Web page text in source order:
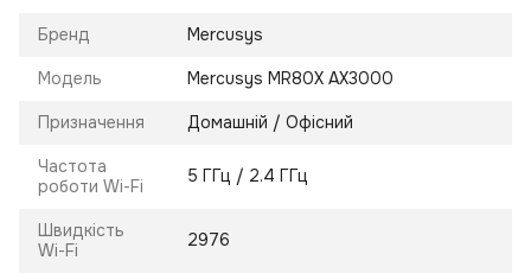
Бренд Mercusys
Модель Mercusys MR80X AX3000
Призначення Домашній / Офісний
Частота
роботи Wi-Fi
5 ГГц / 2.4 ГГц
Швидкість
Wi-Fi
2976